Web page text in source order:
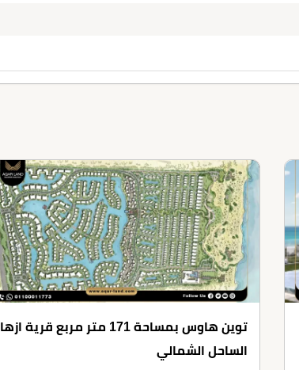
توين هاوس بمساحة 171 متر مربع قرية ازها
الساحل الشمالي